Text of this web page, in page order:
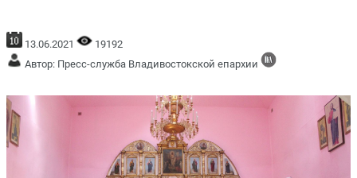
13.06.2021
19192
Автор: Пресс-служба Владивостокской епархии